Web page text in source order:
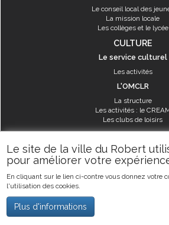
Le site de la ville du Robert
pour améliorer votre
En cliquant sur le lien ci-contre vous donnez votre
l'utilisation des cookies.
Plus d'informations
Le conseil local des
La mission locale
Les collèges et le lycée
CULTURE
Le service culturel
Les activités
L'OMCLR
La structure
Les activités : le
Les clubs de loisirs
SPORT
Les équipements
Les aménagements
Les activités